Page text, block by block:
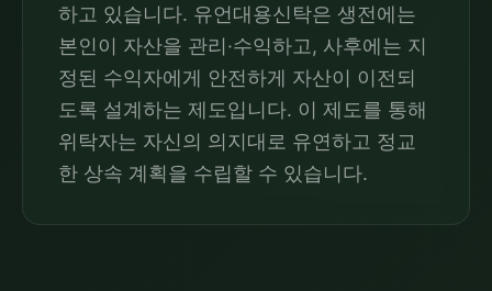
하고 있습니다. 유언대용신탁은 생전에는
본인이 자산을 관리·수익하고, 사후에는 지
정된 수익자에게 안전하게 자산이 이전되
도록 설계하는 제도입니다. 이 제도를 통해
위탁자는 자신의 의지대로 유연하고 정교
한 상속 계획을 수립할 수 있습니다.